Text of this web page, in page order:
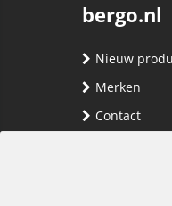
bergo.nl
Nieuw
Merken
Contact